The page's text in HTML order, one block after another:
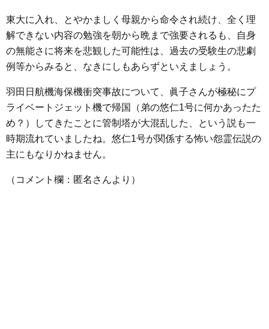
東大に入れ、とやかましく母親から命令され続け、全く理
解できない内容の勉強を朝から晩まで強要されるも、自身
の無能さに将来を悲観した可能性は、過去の受験生の悲劇
例等からみると、なきにしもあらずといえましょう。
羽田日航機海保機衝突事故について、眞子さんが極秘にプ
ライベートジェット機で帰国（弟の悠仁1号に何かあったた
め？）してきたことに管制塔が大混乱した、という説も一
時期流れていましたね。悠仁1号が関係する怖い怨霊伝説の
主にもなりかねません。
（コメント欄：匿名さんより）